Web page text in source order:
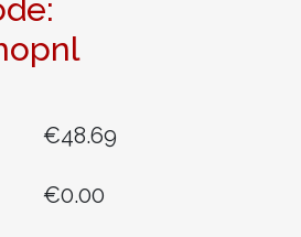
€48.69
€0.00